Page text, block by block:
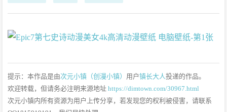
提示：本作品是由次元小镇（创漫小镇） 用户镇长大人投递的作品。
欢迎转载，但请务必注明来源地址 https://dimtown.com/30967.html
次元小镇内所有资源为用户上传分享，若发现您的权利被侵害，请联系